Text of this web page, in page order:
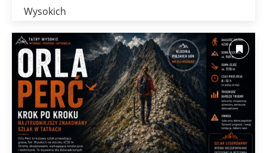
Wysokich